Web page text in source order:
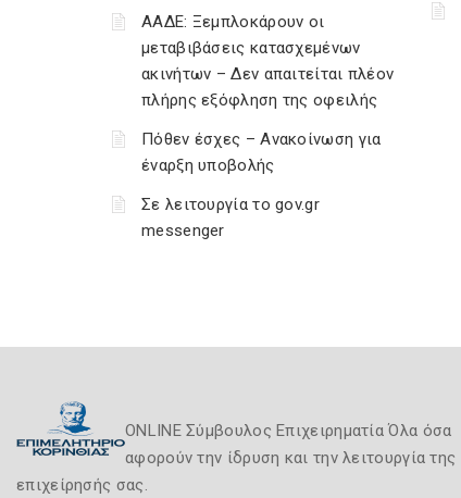
ΑΑΔΕ: Ξεμπλοκάρουν οι
μεταβιβάσεις κατασχεμένων
ακινήτων – Δεν απαιτείται πλέον
πλήρης εξόφληση της οφειλής
Πόθεν έσχες – Ανακοίνωση για
έναρξη υποβολής
Σε λειτουργία το gov.gr
messenger
ONLINE Σύμβουλος Επιχειρηματία Όλα όσα
αφορούν την ίδρυση και την λειτουργία της
επιχείρησής σας.